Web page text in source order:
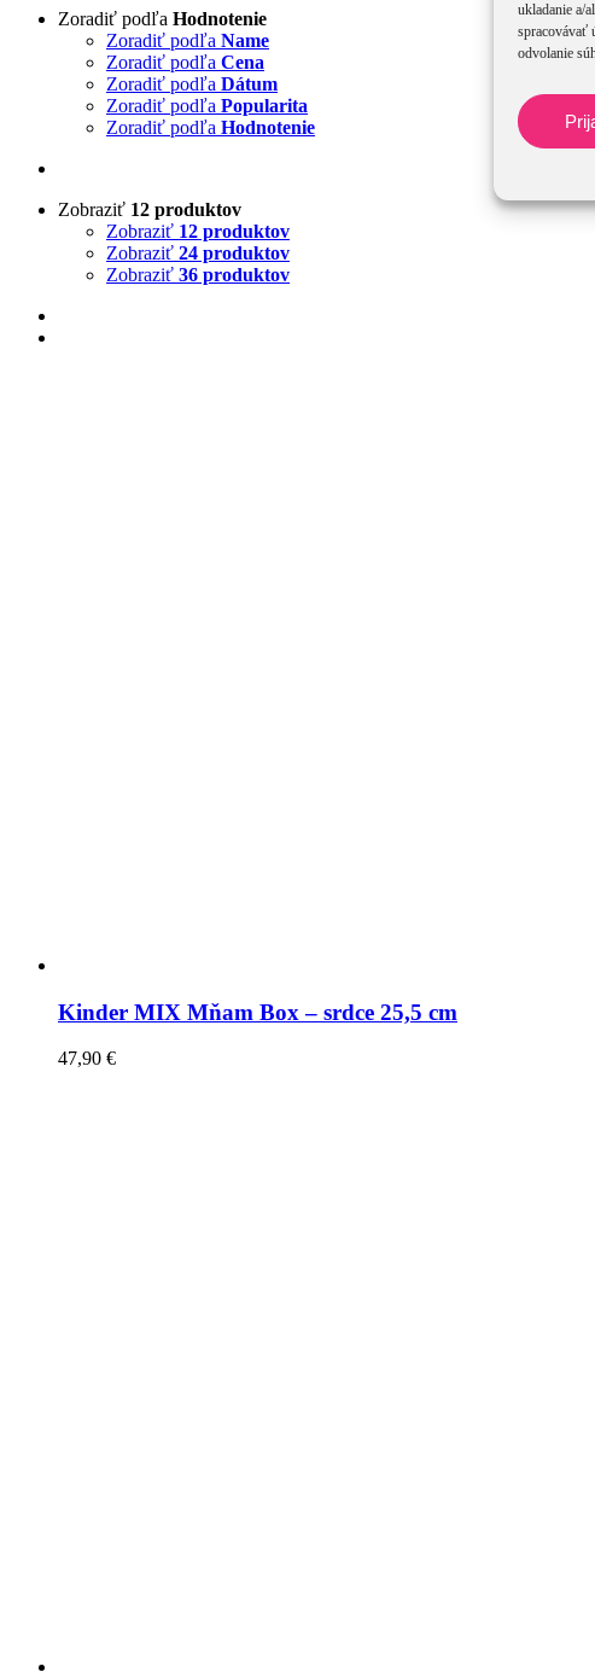
ukladanie a/
spracovávať
odvolanie
Zoradiť podľa Hodnotenie
Zoradiť podľa Name
Zoradiť podľa Cena
Zoradiť podľa Dátum
Zoradiť podľa Popularita
Zoradiť podľa Hodnotenie
Zobraziť 12 produktov
Zobraziť 12 produktov
Zobraziť 24 produktov
Zobraziť 36 produktov
Kinder MIX Mňam Box – srdce 25,5 cm
47,90 €